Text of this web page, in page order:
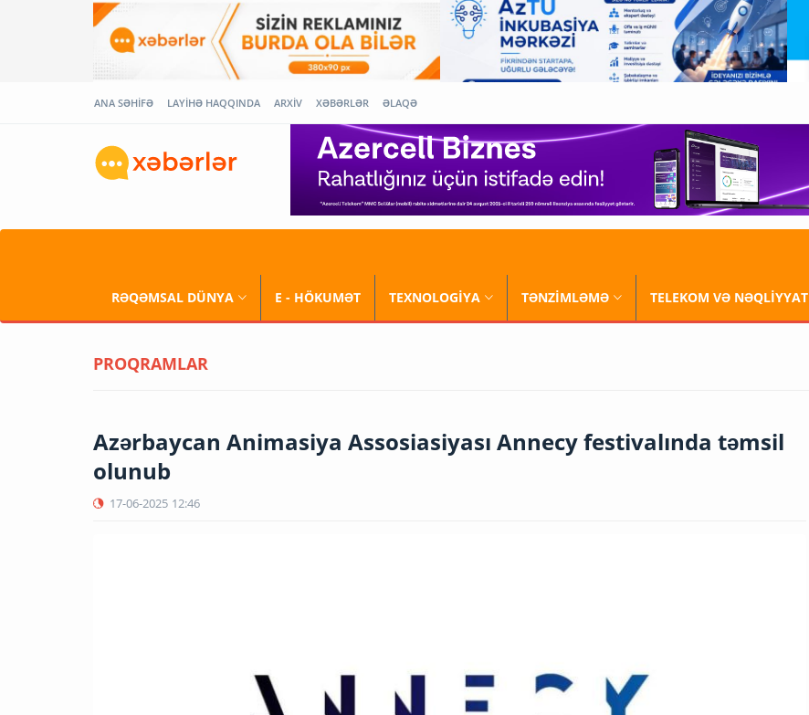
ANA SƏHİFƏ LAYİHƏ HAQQINDA ARXİV XƏBƏRLƏR ƏLAQƏ
RƏQƏMSAL DÜNYA E - HÖKUMƏT TEXNOLOGİYA TƏNZİMLƏMƏ TELEKOM VƏ NƏQLİYYAT
PROQRAMLAR
Azərbaycan Animasiya Assosiasiyası Annecy festivalında təmsil
olunub
17-06-2025 12:46